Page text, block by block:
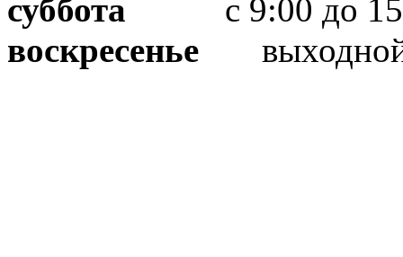
суббота с 9:00 до
воскресенье